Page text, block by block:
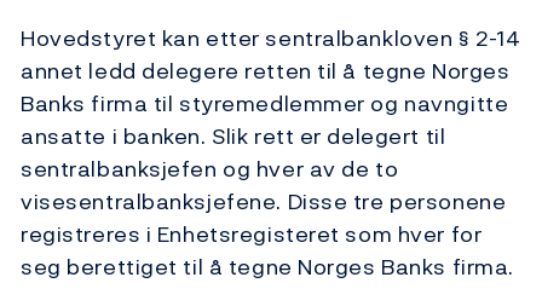
Hovedstyret kan etter sentralbankloven § 2-14
annet ledd delegere retten til å tegne Norges
Banks firma til styremedlemmer og navngitte
ansatte i banken. Slik rett er delegert til
sentralbanksjefen og hver av de to
visesentralbanksjefene. Disse tre personene
registreres i Enhetsregisteret som hver for
seg berettiget til å tegne Norges Banks firma.